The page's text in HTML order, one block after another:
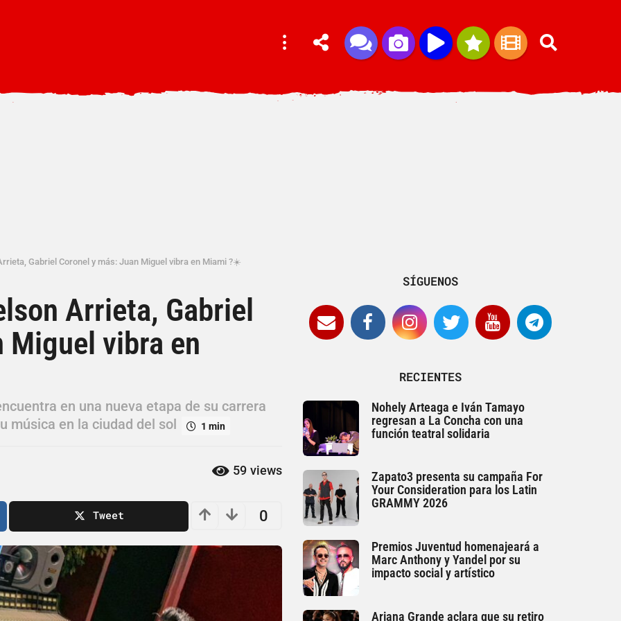
Gabriel Coronel y más: Juan Miguel vibra en Miami ?☀️
Arrieta, Gabriel
Miguel vibra en
en una nueva etapa de su carrera
música en la ciudad del sol
1 min
59 views
0
Tweet
SÍGUENOS
RECIENTES
Nohely Arteaga e Iván Tamayo
regresan a La Concha con una
función teatral solidaria
Zapato3 presenta su campaña For
Your Consideration para los Latin
GRAMMY 2026
Premios Juventud homenajeará a
Marc Anthony y Yandel por su
impacto social y artístico
Ariana Grande aclara que su retiro